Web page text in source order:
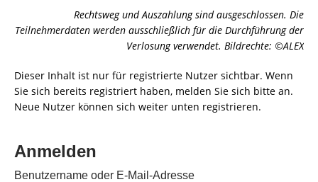
Rechtsweg und Auszahlung sind ausgeschlossen. Die
Teilnehmerdaten werden ausschließlich für die Durchführung der
Verlosung verwendet. Bildrechte: ©ALEX
Dieser Inhalt ist nur für registrierte Nutzer sichtbar. Wenn
Sie sich bereits registriert haben, melden Sie sich bitte an.
Neue Nutzer können sich weiter unten registrieren.
Anmelden
Benutzername oder E-Mail-Adresse